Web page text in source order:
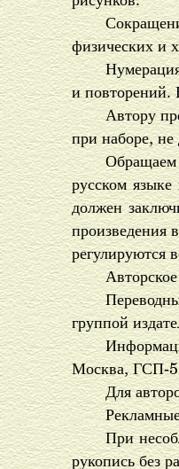
физических и
и повторений.
Автору
при наборе,
Обращаем
русском
должен
произведения
регулируются
группой
Москва, ГСП-
Для
При
рукопись без